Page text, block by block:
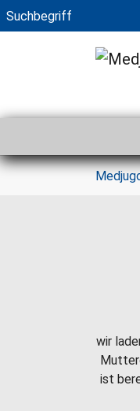
Zum Hauptinhalt springen
Sie sind
wir
ist